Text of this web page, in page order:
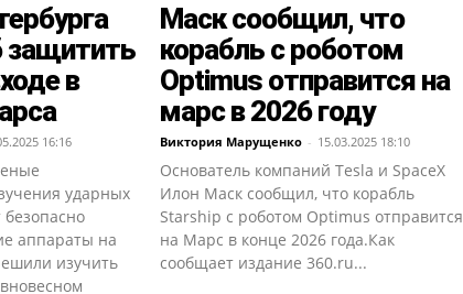
защитить
в
16:16
ударных
аппараты на
изучить
Маск сообщил, что
корабль с роботом
Optimus отправится на
марс в 2026 году
Виктория Марущенко - 15.03.2025 18:10
Основатель компаний Tesla и SpaceX
Илон Маск сообщил, что корабль
Starship с роботом Optimus отправится
на Марс в конце 2026 года.Как
сообщает издание 360.ru...